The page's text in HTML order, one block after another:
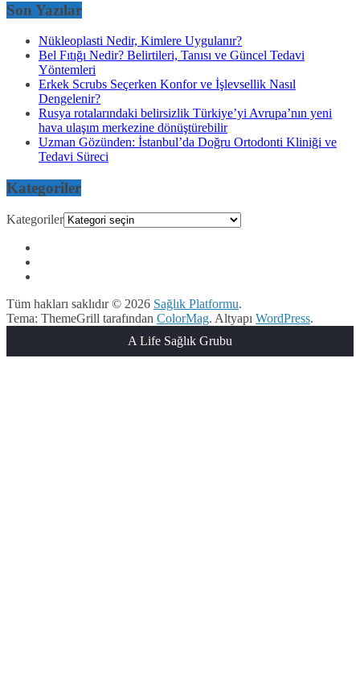
Son Yazılar
Nükleoplasti Nedir, Kimlere Uygulanır?
Bel Fıtığı Nedir? Belirtileri, Tanısı ve Güncel Tedavi
Yöntemleri
Erkek Scrubs Seçerken Konfor ve İşlevsellik Nasıl
Dengelenir?
Rusya rotalarındaki belirsizlik Türkiye’yi Avrupa’nın yeni
hava ulaşım merkezine dönüştürebilir
Uzman Gözünden: İstanbul’da Doğru Ortodonti Kliniği ve
Tedavi Süreci
Kategoriler
Kategoriler
Tüm hakları saklıdır © 2026 Sağlık Platformu.
Tema: ThemeGrill tarafından ColorMag. Altyapı WordPress.
A Life Sağlık Grubu